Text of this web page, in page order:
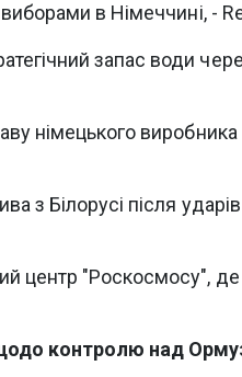
виборами в Німеччині, -
запас води
німецького виробника
з Білорусі після
центр "Роскосмосу", де
контролю над